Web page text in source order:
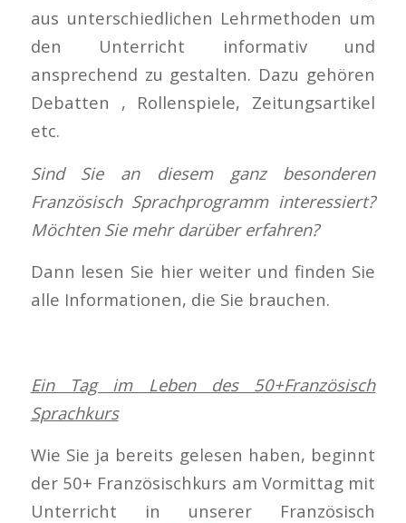
aus unterschiedlichen Lehrmethoden um
den Unterricht informativ und
ansprechend zu gestalten. Dazu gehören
Debatten , Rollenspiele, Zeitungsartikel
etc.
Sind Sie an diesem ganz besonderen
Französisch Sprachprogramm interessiert?
Möchten Sie mehr darüber erfahren?
Dann lesen Sie hier weiter und finden Sie
alle Informationen, die Sie brauchen.
Ein Tag im Leben des 50+Französisch
Sprachkurs
Wie Sie ja bereits gelesen haben, beginnt
der 50+ Französischkurs am Vormittag mit
Unterricht in unserer Französisch